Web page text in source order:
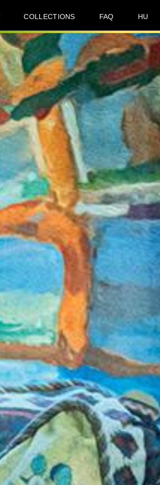
COLLECTIONS FAQ HU